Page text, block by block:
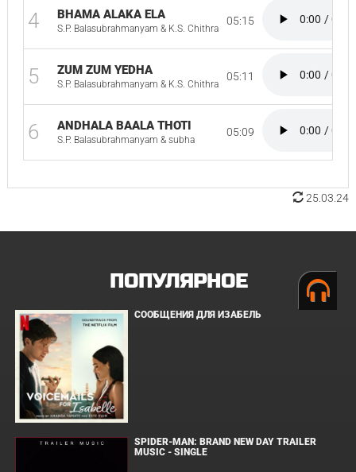
4 BHAMA ALAKA ELA
S.P. Balasubrahmanyam & K.S. Chithra
05:15
5 ZUM ZUM YEDHA
S.P. Balasubrahmanyam & K.S. Chithra
05:11
6 ANDHALA BAALA THOTI
S.P. Balasubrahmanyam & subha
05:09
25.03.24
ПОПУЛЯРНОЕ
СООБЩЕНИЯ ДЛЯ ИЗАБЕЛЬ
SPIDER-MAN: BRAND NEW DAY TRAILER
MUSIC - SINGLE